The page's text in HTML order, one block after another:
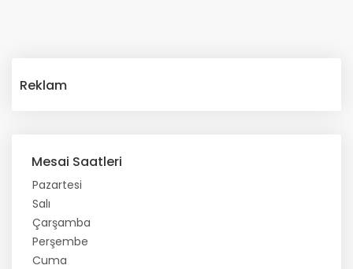
Reklam
Mesai Saatleri
Pazartesi
Salı
Çarşamba
Perşembe
Cuma